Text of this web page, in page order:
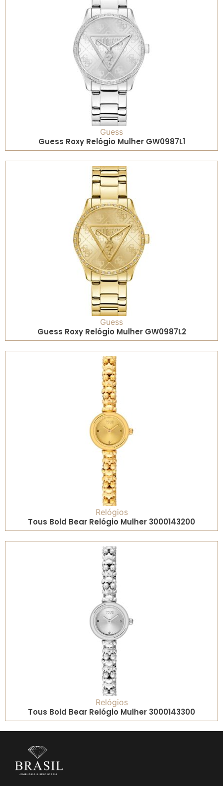
Guess
Guess Roxy Relógio Mulher GW0987L1
Guess
Guess Roxy Relógio Mulher GW0987L2
Relógios
Tous Bold Bear Relógio Mulher 3000143200
Relógios
Tous Bold Bear Relógio Mulher 3000143300